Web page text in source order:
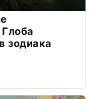
зодиака